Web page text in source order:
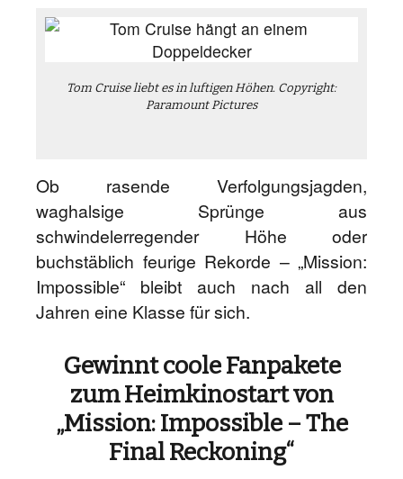
Tom Cruise liebt es in luftigen Höhen. Copyright:
Paramount Pictures
Ob rasende Verfolgungsjagden,
waghalsige Sprünge aus
schwindelerregender Höhe oder
buchstäblich feurige Rekorde – „Mission:
Impossible“ bleibt auch nach all den
Jahren eine Klasse für sich.
Gewinnt coole Fanpakete
zum Heimkinostart von
„Mission: Impossible – The
Final Reckoning“